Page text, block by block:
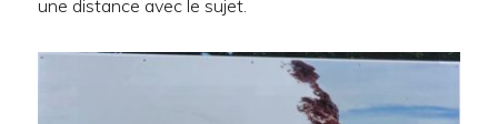
une distance avec le sujet.